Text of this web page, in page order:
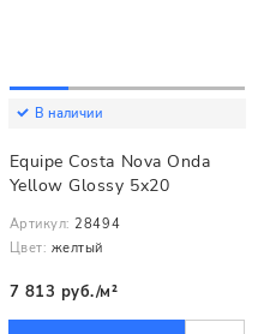
В наличии
Equipe Costa Nova Onda
Yellow Glossy 5x20
Артикул: 28494
Цвет: желтый
7 813 руб./м²